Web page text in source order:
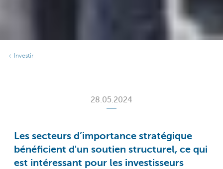
Investir
28.05.2024
Les secteurs d’importance stratégique
bénéficient d'un soutien structurel, ce qui
est intéressant pour les investisseurs